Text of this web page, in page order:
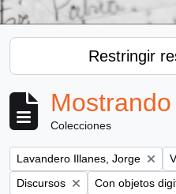
Restringir
Colecciones
Remove filter:
Lavandero Illanes, Jorge
Remove filter:
Discursos Remove filter:
Con objetos